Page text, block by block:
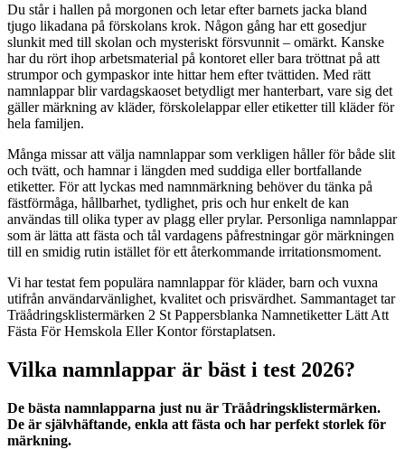
Du står i hallen på morgonen och letar efter barnets jacka bland
tjugo likadana på förskolans krok. Någon gång har ett gosedjur
slunkit med till skolan och mysteriskt försvunnit – omärkt. Kanske
har du rört ihop arbetsmaterial på kontoret eller bara tröttnat på att
strumpor och gympaskor inte hittar hem efter tvättiden. Med rätt
namnlappar blir vardagskaoset betydligt mer hanterbart, vare sig det
gäller märkning av kläder, förskolelappar eller etiketter till kläder för
hela familjen.
Många missar att välja namnlappar som verkligen håller för både slit
och tvätt, och hamnar i längden med suddiga eller bortfallande
etiketter. För att lyckas med namnmärkning behöver du tänka på
fästförmåga, hållbarhet, tydlighet, pris och hur enkelt de kan
användas till olika typer av plagg eller prylar. Personliga namnlappar
som är lätta att fästa och tål vardagens påfrestningar gör märkningen
till en smidig rutin istället för ett återkommande irritationsmoment.
Vi har testat fem populära namnlappar för kläder, barn och vuxna
utifrån användarvänlighet, kvalitet och prisvärdhet. Sammantaget tar
Träådringsklistermärken 2 St Pappersblanka Namnetiketter Lätt Att
Fästa För Hemskola Eller Kontor förstaplatsen.
Vilka namnlappar är bäst i test 2026?
De bästa namnlapparna just nu är Träådringsklistermärken.
De är självhäftande, enkla att fästa och har perfekt storlek för
märkning.